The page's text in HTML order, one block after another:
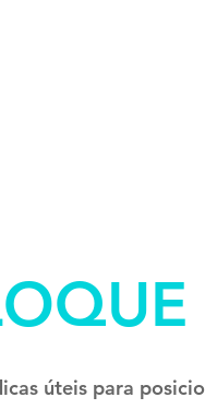
úteis para